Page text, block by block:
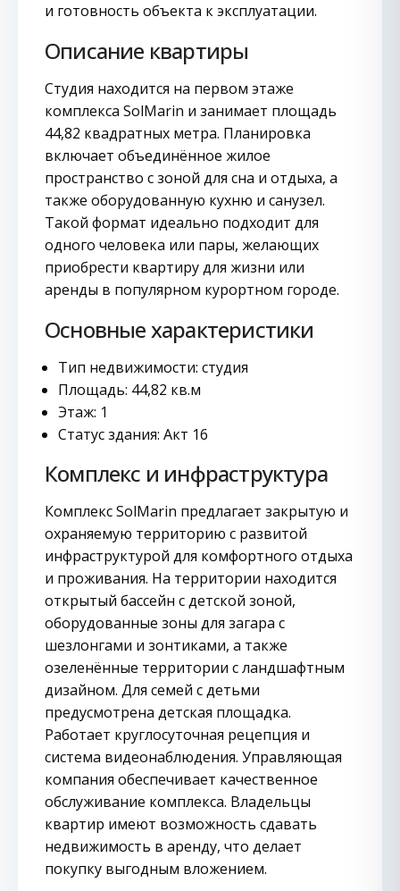
и готовность объекта к эксплуатации.
Описание квартиры
Студия находится на первом этаже
комплекса SolMarin и занимает площадь
44,82 квадратных метра. Планировка
включает объединённое жилое
пространство с зоной для сна и отдыха, а
также оборудованную кухню и санузел.
Такой формат идеально подходит для
одного человека или пары, желающих
приобрести квартиру для жизни или
аренды в популярном курортном городе.
Основные характеристики
Тип недвижимости: студия
Площадь: 44,82 кв.м
Этаж: 1
Статус здания: Акт 16
Комплекс и инфраструктура
Комплекс SolMarin предлагает закрытую и
охраняемую территорию с развитой
инфраструктурой для комфортного отдыха
и проживания. На территории находится
открытый бассейн с детской зоной,
оборудованные зоны для загара с
шезлонгами и зонтиками, а также
озеленённые территории с ландшафтным
дизайном. Для семей с детьми
предусмотрена детская площадка.
Работает круглосуточная рецепция и
система видеонаблюдения. Управляющая
компания обеспечивает качественное
обслуживание комплекса. Владельцы
квартир имеют возможность сдавать
недвижимость в аренду, что делает
покупку выгодным вложением.